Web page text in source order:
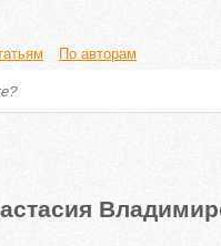
По авторам